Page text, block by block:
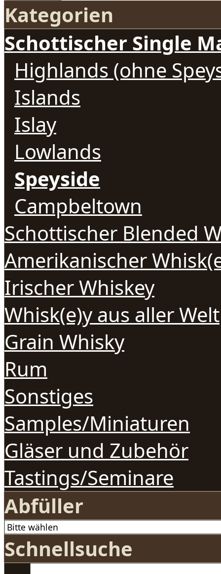
Kategorien
Schottischer Single
Highlands (ohne
Islands
Islay
Lowlands
Speyside
Campbeltown
Schottischer Blended
Amerikanischer
Irischer Whiskey
Whisk(e)y aus aller Welt
Grain Whisky
Rum
Sonstiges
Samples/Miniaturen
Gläser und Zubehör
Tastings/Seminare
Abfüller
Schnellsuche